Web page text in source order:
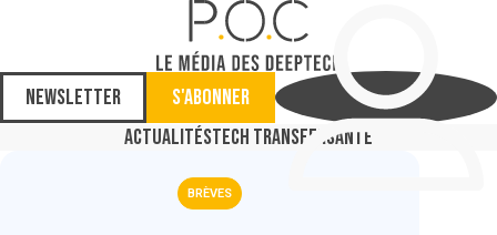
Newsletter
S'abonner
ActualitésTech TransferSanté
BRÈVES